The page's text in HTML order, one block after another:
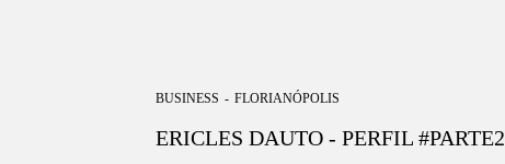
BUSINESS FLORIANÓPOLIS
ERICLES DAUTO - PERFIL #PARTE2